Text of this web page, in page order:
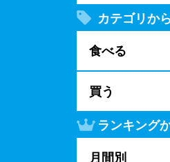
カテゴリか
食べる
買う
ランキング
月間別